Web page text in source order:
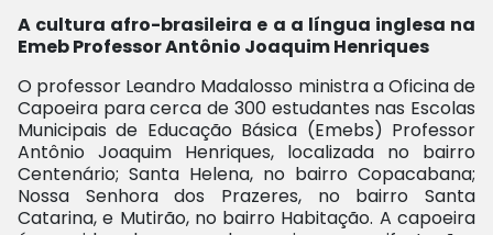
A cultura afro-brasileira e a a língua inglesa na
Emeb Professor Antônio Joaquim Henriques
O professor Leandro Madalosso ministra a Oficina de
Capoeira para cerca de 300 estudantes nas Escolas
Municipais de Educação Básica (Emebs) Professor
Antônio Joaquim Henriques, localizada no bairro
Centenário; Santa Helena, no bairro Copacabana;
Nossa Senhora dos Prazeres, no bairro Santa
Catarina, e Mutirão, no bairro Habitação. A capoeira